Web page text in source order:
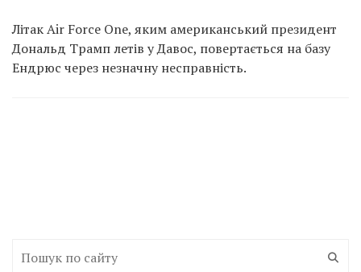
Літак Air Force One, яким американський президент
Дональд Трамп летів у Давос, повертається на базу
Ендрюс через незначну несправність.